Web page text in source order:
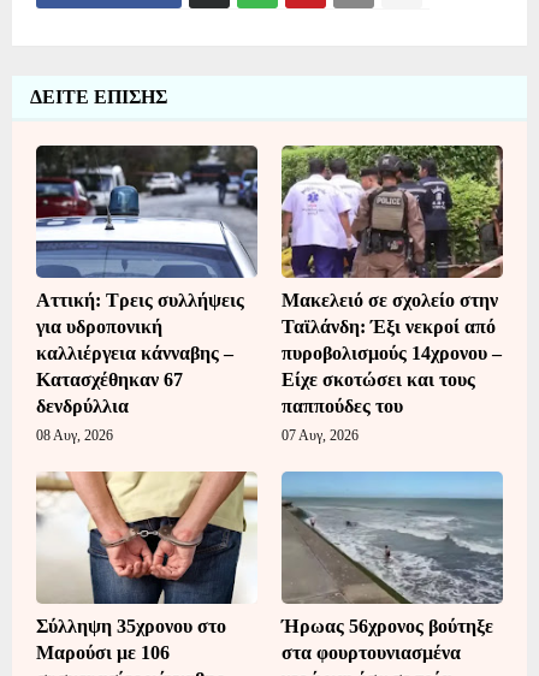
ΔΕΙΤΕ ΕΠΙΣΗΣ
Αττική: Τρεις συλλήψεις
για υδροπονική
καλλιέργεια κάνναβης –
Κατασχέθηκαν 67
δενδρύλλια
08 Αυγ, 2026
Μακελειό σε σχολείο στην
Ταϊλάνδη: Έξι νεκροί από
πυροβολισμούς 14χρονου –
Είχε σκοτώσει και τους
παππούδες του
07 Αυγ, 2026
Σύλληψη 35χρονου στο
Μαρούσι με 106
Ήρωας 56χρονος βούτηξε
στα φουρτουνιασμένα